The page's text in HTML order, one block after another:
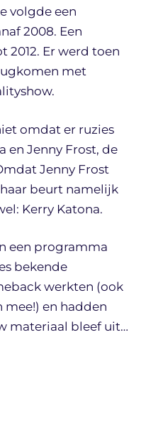
volgde een
2008. Een
2012. Er werd toen
met
omdat er ruzies
en Jenny Frost, de
Jenny Frost
beurt namelijk
Kerry Katona.
een programma
bekende
werkten (ook
mee!) en hadden
materiaal bleef uit…